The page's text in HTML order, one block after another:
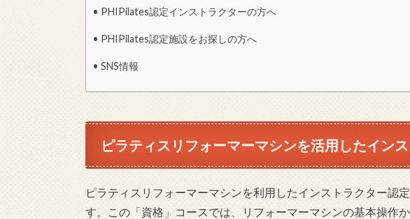
PHIPilates認定インストラクターの方へ
PHIPilates認定施設をお探しの方へ
SNS情報
ピラティスリフォーマーマシンを活用したイン
ピラティスリフォーマーマシンを利用したインストラクター認
す。この「資格」コースでは、リフォーマーマシンの基本操作